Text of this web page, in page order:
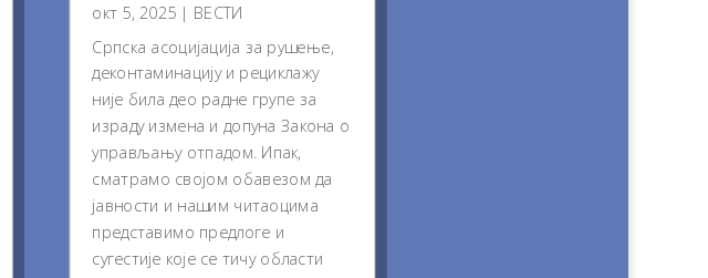
окт 5, 2025 | ВЕСТИ
Српска асоцијација за рушење,
деконтаминацију и рециклажу
није била део радне групе за
израду измена и допуна Закона о
управљању отпадом. Ипак,
сматрамо својом обавезом да
јавности и нашим читаоцима
представимо предлоге и
сугестије које се тичу области